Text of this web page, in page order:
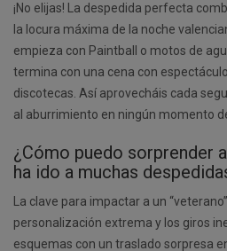
¡No elijas! La despedida perfecta
la locura máxima de la noche
empieza con Paintball o motos de
termina con una cena con
discotecas. Así aprovecháis cada
al aburrimiento en ningún momento
¿Cómo puedo sorprender
ha ido a muchas
La clave para impactar a un
personalización extrema y los giros
esquemas con un traslado sorpresa